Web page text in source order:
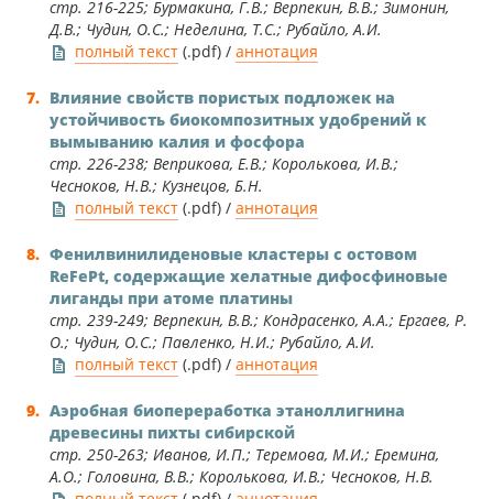
стр. 216-225; Бурмакина, Г.В.; Верпекин, В.В.; Зимонин,
Д.В.; Чудин, О.С.; Неделина, Т.С.; Рубайло, А.И.
полный текст (.pdf) / аннотация
Влияние свойств пористых подложек на
устойчивость биокомпозитных удобрений к
вымыванию калия и фосфора
стр. 226-238; Веприкова, Е.В.; Королькова, И.В.;
Чесноков, Н.В.; Кузнецов, Б.Н.
полный текст (.pdf) / аннотация
Фенилвинилиденовые кластеры с остовом
ReFePt, содержащие хелатные дифосфиновые
лиганды при атоме платины
стр. 239-249; Верпекин, В.В.; Кондрасенко, А.А.; Ергаев, Р.
О.; Чудин, О.С.; Павленко, Н.И.; Рубайло, А.И.
полный текст (.pdf) / аннотация
Аэробная биопереработка этаноллигнина
древесины пихты сибирской
стр. 250-263; Иванов, И.П.; Теремова, М.И.; Еремина,
А.О.; Головина, В.В.; Королькова, И.В.; Чесноков, Н.В.